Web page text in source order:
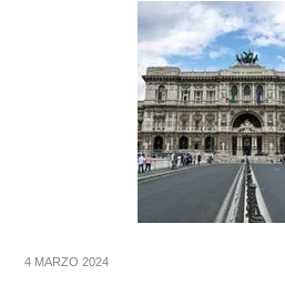
4 MARZO 2024